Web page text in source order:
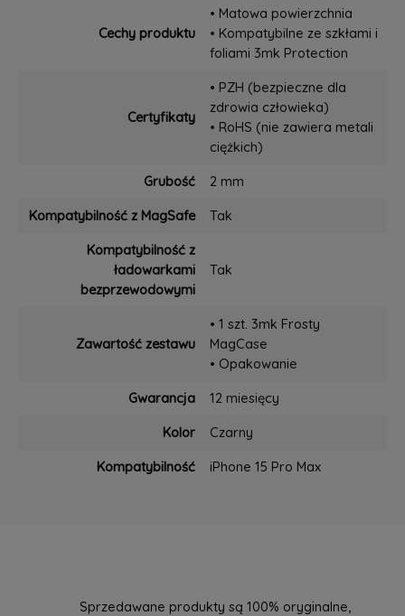
Cechy produktu
• Matowa powierzchnia
• Kompatybilne ze szkłami i
foliami 3mk Protection
Certyfikaty
• PZH (bezpieczne dla
zdrowia człowieka)
• RoHS (nie zawiera metali
ciężkich)
Grubość
2 mm
Kompatybilność z MagSafe
Tak
Kompatybilność z
ładowarkami
bezprzewodowymi
Tak
Zawartość zestawu
• 1 szt. 3mk Frosty
MagCase
• Opakowanie
Gwarancja
12 miesięcy
Kolor
Czarny
Kompatybilność
iPhone 15 Pro Max
Sprzedawane produkty są 100% oryginalne,